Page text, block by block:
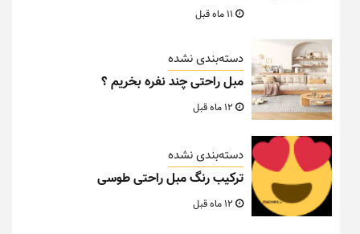
دسته‌بندی نشده
مبل راحتی چند نفره بخریم ؟
دسته‌بندی نشده
ترکیب رنگ مبل راحتی طوسی